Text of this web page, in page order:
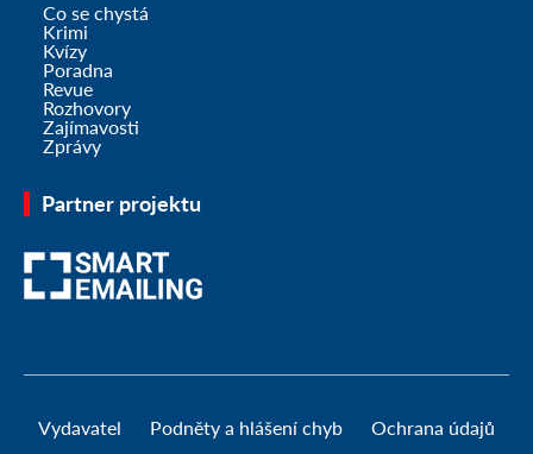
Co se chystá
Krimi
Kvízy
Poradna
Revue
Rozhovory
Zajímavosti
Zprávy
Partner projektu
Vydavatel Podněty a hlášení chyb Ochrana údajů